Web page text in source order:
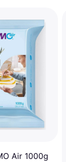
Air 1000g